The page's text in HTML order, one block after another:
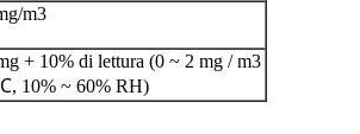
m3
+ 10% di lettura (0 ~ 2 mg / m3
10% ~ 60% RH)